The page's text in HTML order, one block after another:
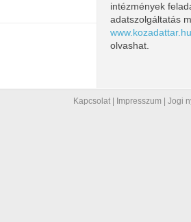
intézmények
adatszolgáltatás
www.kozadattar.hu
olvashat.
Kapcsolat Impresszum Jogi